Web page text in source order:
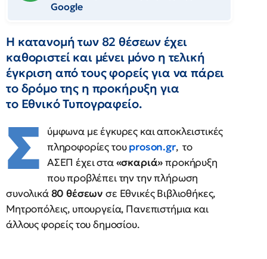
Google
Η κατανομή των 82 θέσεων έχει
καθοριστεί και μένει μόνο η τελική
έγκριση από τους φορείς για να πάρει
το δρόμο της η προκήρυξη για
το Εθνικό Τυπογραφείο.
Σ
ύμφωνα με έγκυρες και αποκλειστικές
πληροφορίες τουproson.gr, το
ΑΣΕΠ έχει στα«σκαριά»προκήρυξη
που προβλέπει την την πλήρωση
συνολικά80 θέσεων σε Εθνικές Βιβλιοθήκες,
Μητροπόλεις, υπουργεία, Πανεπιστήμια και
άλλους φορείς του δημοσίου.